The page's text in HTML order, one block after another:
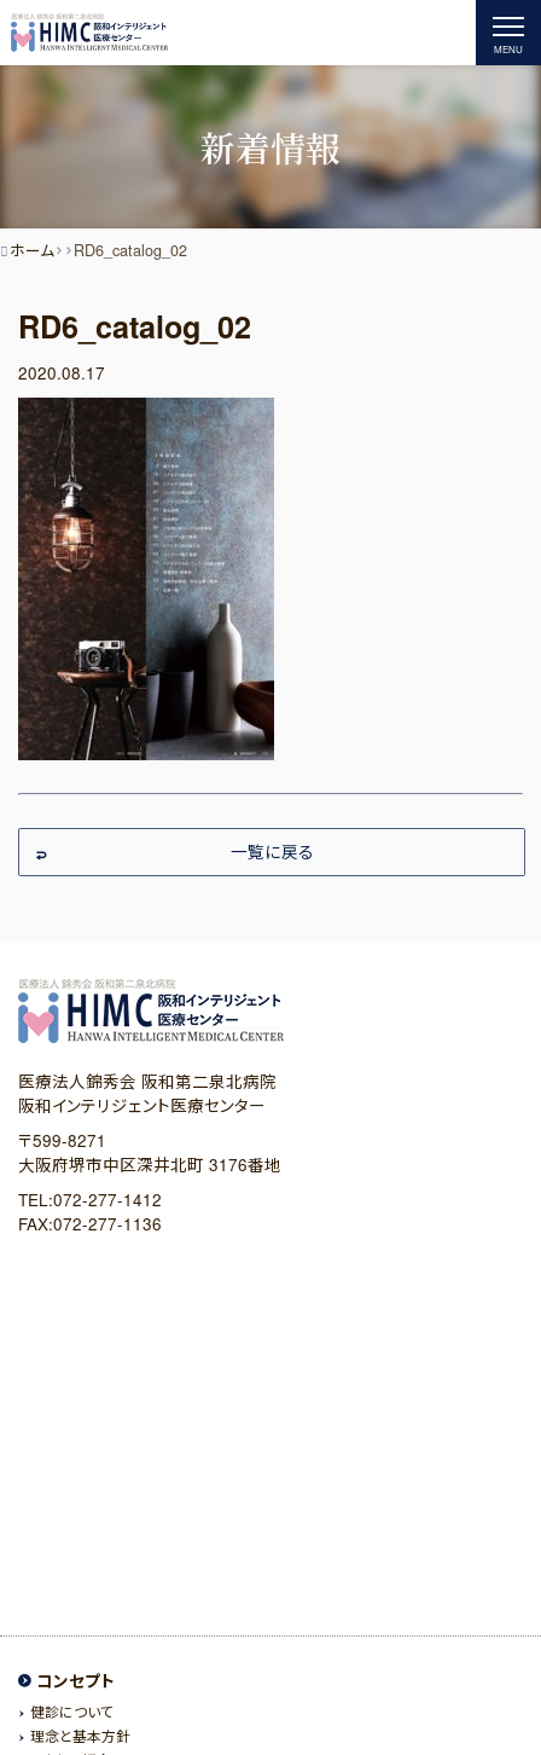
MENU
新着情報
ホーム RD6_catalog_02
RD6_catalog_02
2020.08.17
一覧に戻る
医療法人錦秀会 阪和第二泉北病院
阪和インテリジェント医療センター
〒599-8271
大阪府堺市中区深井北町 3176番地
TEL:072-277-1412
FAX:072-277-1136
コンセプト
健診について
理念と基本方針